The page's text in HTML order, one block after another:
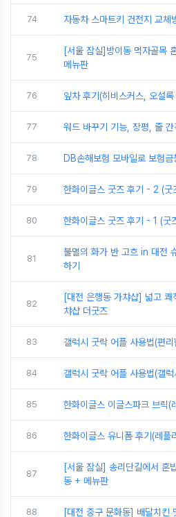
74 자동차 스마트키 건전지 교체
75
[서울 잠실]방이동 먹자골목
메뉴판
76 잎차 후기(히비스커스, 오설
77 워드 바꾸기 기능, 장평, 줄
78 DB손해보험 모바일로 보험
79 한화이글스 굿즈 후기 - 2 (굿
80 한화이글스 굿즈 후기 - 1 (굿
81
불멸의 화가 반 고흐 in 대전
하기
82
[대전 은행동 가챠샵] 넓고
챠샵 더굿즈
83 갤럭시 굿락 어플 사용법(편
84 갤럭시 굿락 어플 사용법(갤
85 한화이글스 이글스파크 브릭(
86 한화이글스 유니폼 후기(레
87
[서울 잠실] 송리단길에서 혼
동 + 메뉴판
88 [대전 중구 문화동] 배달치킨